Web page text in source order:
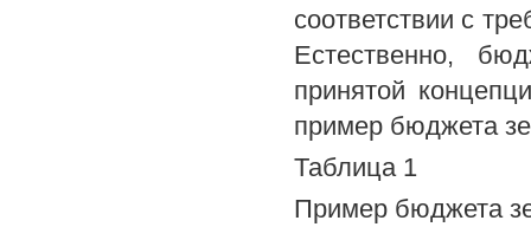
соответствии с
Естественно,
принятой
пример бюджета
Таблица 1
Пример бюджета